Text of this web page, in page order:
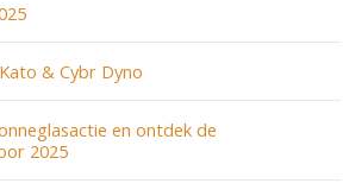
& Cybr Dyno
en ontdek de
2025